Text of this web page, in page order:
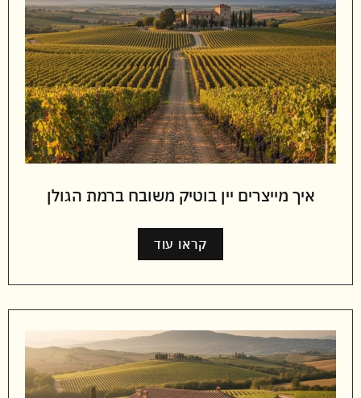
איך מייצרים יין בוטיק משובח ברמת הגולן
קראו עוד